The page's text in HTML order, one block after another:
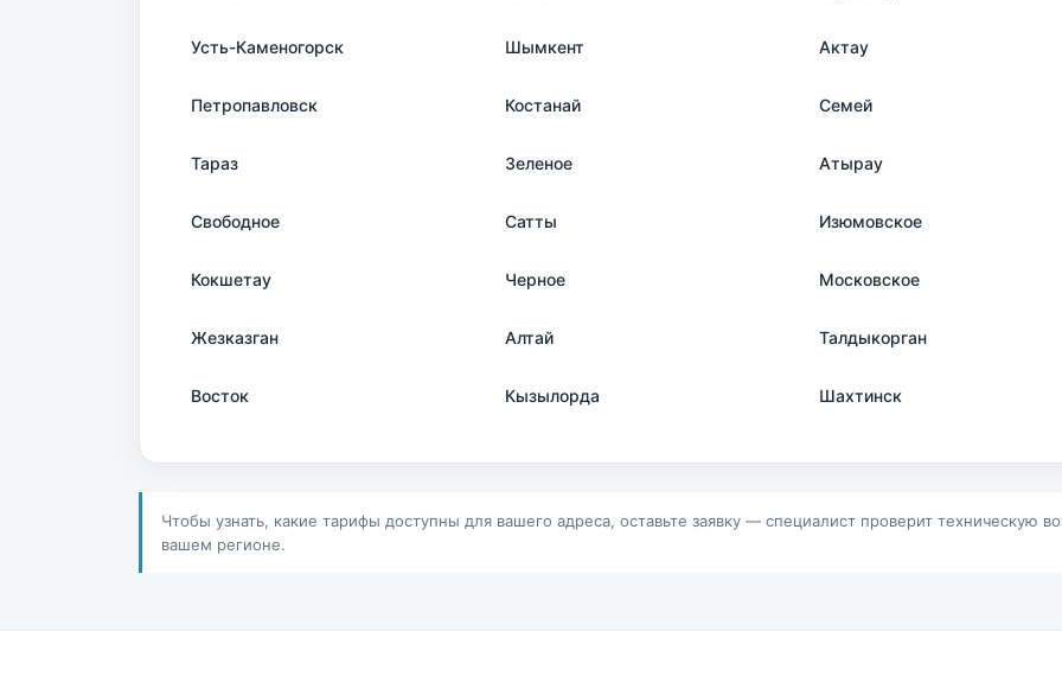
Усть-Каменогорск Шымкент Актау
Петропавловск Костанай Семей
Тараз Зеленое Атырау
Свободное Сатты Изюмовское
Кокшетау Черное Московское
Жезказган Алтай Талдыкорган
Восток Кызылорда Шахтинск
Шучинск
Чтобы узнать, какие тарифы доступны для вашего адреса, оставьте заявку — специалист проверит техническую
вашем регионе.